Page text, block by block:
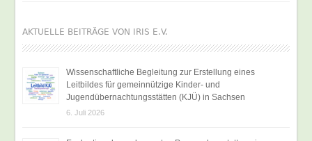
AKTUELLE BEITRÄGE VON IRIS E.V.
Wissenschaftliche Begleitung zur Erstellung eines
Leitbildes für gemeinnützige Kinder- und
Jugendübernachtungsstätten (KJÜ) in Sachsen
6. Juli 2026